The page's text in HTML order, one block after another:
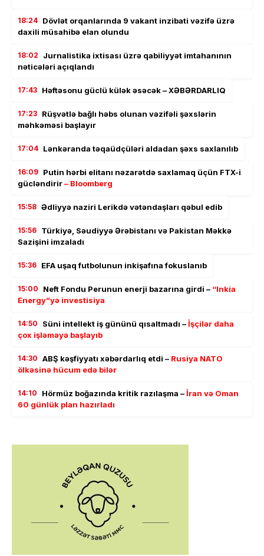
18:24 Dövlət orqanlarında 9 vakant inzibati vəzifə üzrə
daxili müsahibə elan olundu
18:02
Jurnalistika ixtisası üzrə qabiliyyət imtahanının
nəticələri açıqlandı
17:43 Həftəsonu güclü külək əsəcək – XƏBƏRDARLIQ
17:23 Rüşvətlə bağlı həbs olunan vəzifəli şəxslərin
məhkəməsi başlayır
17:04 Lənkəranda təqaüdçüləri aldadan şəxs saxlanılıb
16:09 Putin hərbi elitanı nəzarətdə saxlamaq üçün FTX-i
gücləndirir– Bloomberg
15:58 Ədliyyə naziri Lerikdə vətəndaşları qəbul edib
15:56 Türkiyə, Səudiyyə Ərəbistanı və Pakistan Məkkə
Sazişini imzaladı
15:36 EFA uşaq futbolunun inkişafına fokuslanıb
15:00 Neft Fondu Perunun enerji bazarına girdi – “Inkia
Energy”yə investisiya
14:50 Süni intellekt iş gününü qısaltmadı –İşçilər daha
çox işləməyə başlayıb
14:30 ABŞ kəşfiyyatı xəbərdarlıq etdi – Rusiya NATO
ölkəsinə hücum edə bilər
14:10 Hörmüz boğazında kritik razılaşma –İran və Oman
60 günlük plan hazırladı